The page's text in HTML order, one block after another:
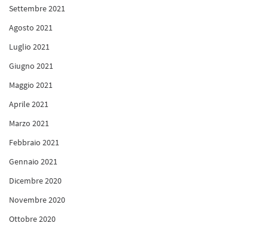
Settembre 2021
Agosto 2021
Luglio 2021
Giugno 2021
Maggio 2021
Aprile 2021
Marzo 2021
Febbraio 2021
Gennaio 2021
Dicembre 2020
Novembre 2020
Ottobre 2020